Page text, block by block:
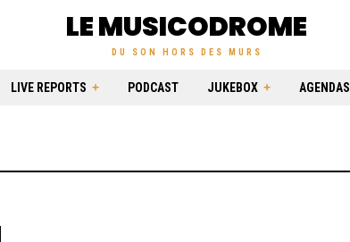
LE MUSICODROME
DU SON HORS DES MURS
LIVE REPORTS PODCAST JUKEBOX AGENDAS